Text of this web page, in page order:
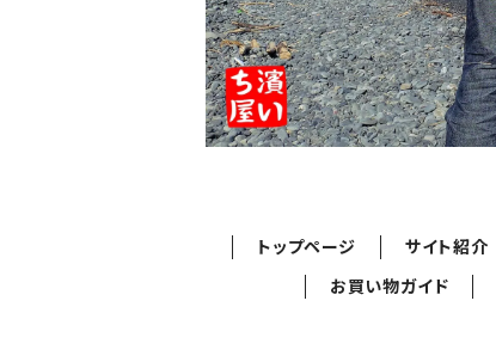
トップページ サイト紹介
お買い物ガイド